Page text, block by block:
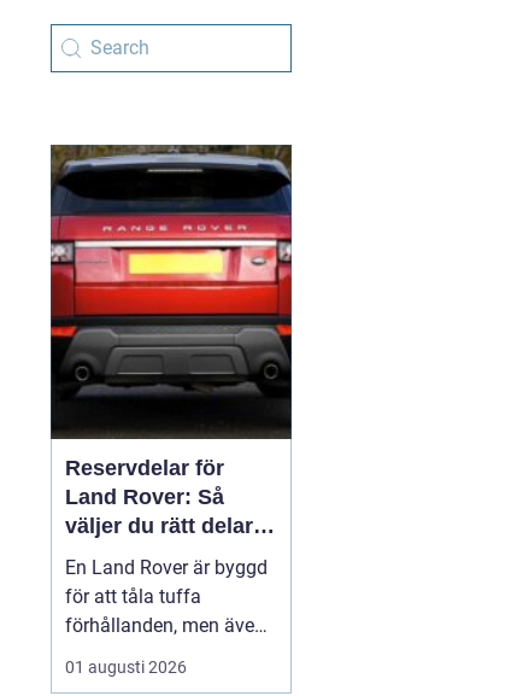
Reservdelar för
Land Rover: Så
väljer du rätt delar
för lång livslängd
och trygg körning
En Land Rover är byggd
för att tåla tuffa
förhållanden, men även
den mest robusta bil
slits med tiden. När
01 augusti 2026